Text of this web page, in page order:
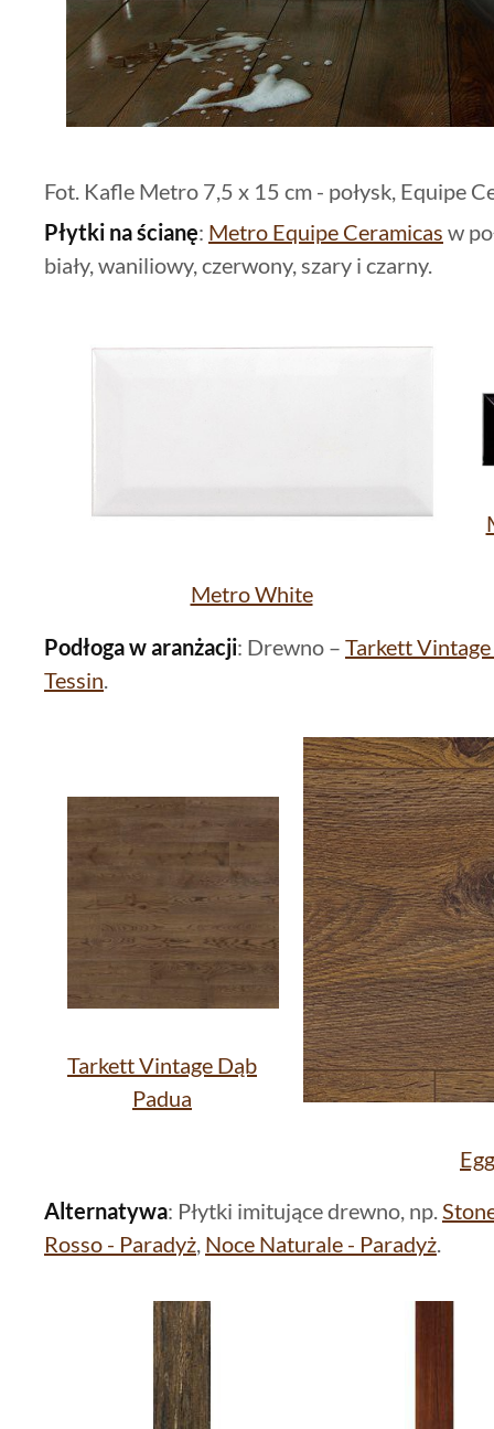
Fot. Kafle Metro 7,5 x 15 cm - połysk, Equipe
Płytki na ścianę: Metro Equipe Ceramicas w
biały, waniliowy, czerwony, szary i czarny.
Metro White
Podłoga w aranżacji: Drewno – Tarkett
Tessin
Tarkett Vintage Dąb
Padua
Alternatywa: Płytki imitujące drewno, np.
Rosso - Paradyż Noce Naturale - Paradyż